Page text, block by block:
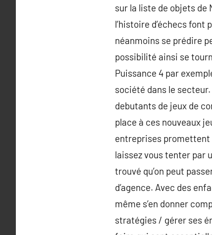
sur la liste de objets de
l’histoire d’échecs
néanmoins se prédire
possibilité ainsi se
Puissance 4 par
société dans le
debutants de jeux de
place à ces nouveaux
entreprises promettent
laissez vous tenter par
trouvé qu’on peut
d’agence. Avec des
même s’en donner
stratégies / gérer ses